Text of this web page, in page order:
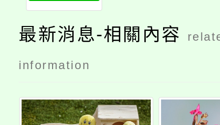
最新消息-相關內容
information